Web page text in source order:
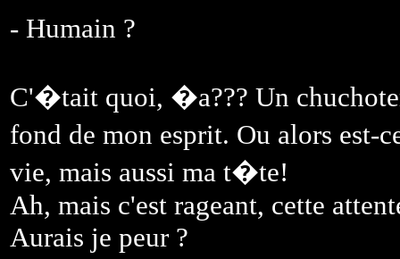
- Humain ?
C'�tait quoi, �a??? Un
fond de mon esprit. Ou alors est-
vie, mais aussi ma t�te!
Ah, mais c'est rageant, cette
Aurais je peur ?